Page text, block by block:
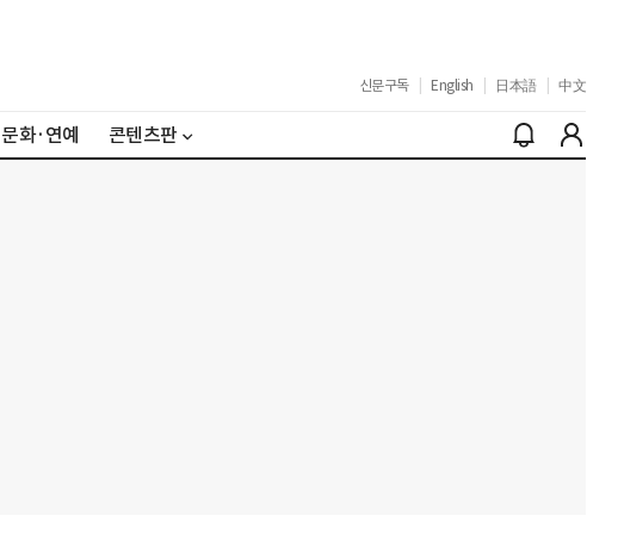
신문구독 English 日本語 中文
문화·연예 콘텐츠판